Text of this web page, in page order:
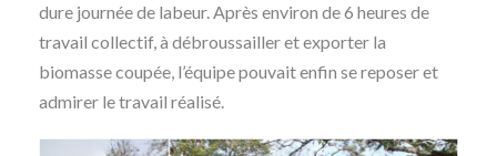
dure journée de labeur. Après environ de 6 heures de
travail collectif, à débroussailler et exporter la
biomasse coupée, l’équipe pouvait enfin se reposer et
admirer le travail réalisé.